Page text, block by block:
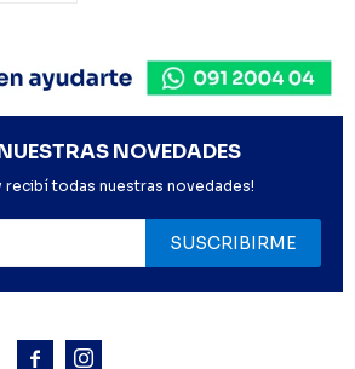
 
NOVEDADES
recibí todas nuestras novedades!
SUSCRIBIRME